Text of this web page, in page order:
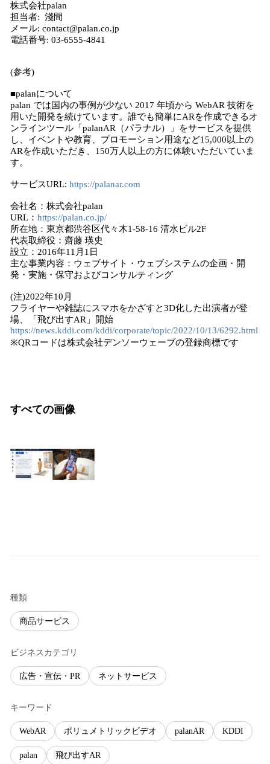
株式会社palan
担当者: 淺間
メール: contact@palan.co.jp
電話番号: 03-6555-4841
(参考)
■palanについて
palan では国内の事例が少ない 2017 年頃から WebAR 技術を
用いた開発を続けています。誰でも簡単にARを作成できるオ
ンラインツール「palanAR（パラナル）」をサービスを提供
し、イベントや教育、プロモーション用途など15,000以上の
ARを作成いただき、150万人以上の方に体験いただいていま
す。
サービスURL: https://palanar.com
会社名：株式会社palan
URL： https://palan.co.jp/
所在地：東京都渋谷区代々木1-58-16 清水ビル2F
代表取締役：齋藤 瑛史
設立：2016年11月1日
主な事業内容：ウェブサイト・ウェブシステムの企画・開
発・実施・保守およびコンサルティング
(注)2022年10月
フライヤーや雑誌にスマホをかざすと3D化した出演者が登
場、「飛び出すAR」開始
https://news.kddi.com/kddi/corporate/topic/2022/10/13/6292.html
※QRコードは株式会社デンソーウェーブの登録商標です
すべての画像
種類
商品サービス
ビジネスカテゴリ
広告・宣伝・PR ネットサービス
キーワード
WebAR ボリュメトリックビデオ palanAR KDDI
palan 飛び出すAR